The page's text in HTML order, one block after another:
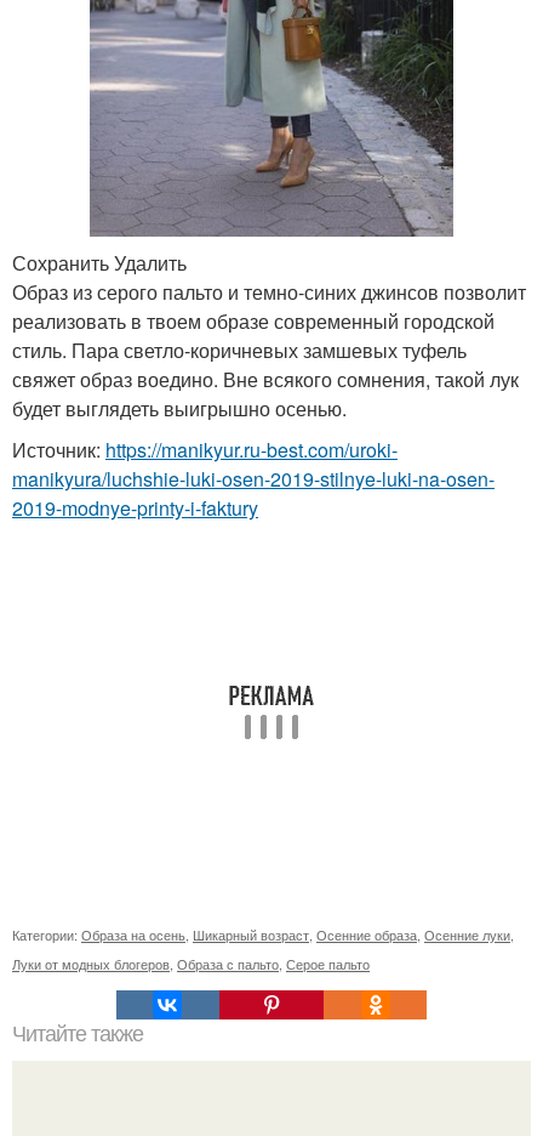
Сохранить Удалить
Образ из серого пальто и темно-синих джинсов позволит
реализовать в твоем образе современный городской
стиль. Пара светло-коричневых замшевых туфель
свяжет образ воедино. Вне всякого сомнения, такой лук
будет выглядеть выигрышно осенью.
Источник: https://manikyur.ru-best.com/uroki-
manikyura/luchshie-luki-osen-2019-stilnye-luki-na-osen-
2019-modnye-printy-i-faktury
Категории: Образа на осень Шикарный возраст Осенние образа Осенние луки
Луки от модных блогеров Образа с пальто Серое пальто
Читайте также